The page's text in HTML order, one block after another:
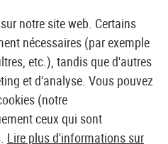
EUROPÉEN AIRSOFT
Chargeurs Pistolets
notre site web. Certains
nécessaires (par exemple
etc.), tandis que d'autres
et d'analyse. Vous pouvez
(notre
ceux qui sont
Lire plus d'informations sur